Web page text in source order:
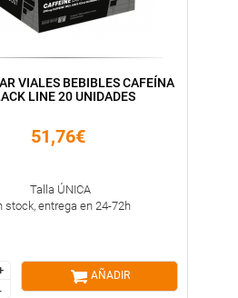
VIALES BEBIBLES CAFEÍNA
LINE 20 UNIDADES
51,76€
Talla ÚNICA
stock, entrega en 24-72h
AÑADIR